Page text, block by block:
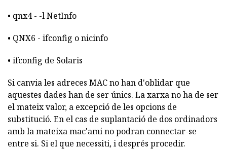
• qnx4 - -l NetInfo
• QNX6 - ifconfig o nicinfo
• ifconfig de Solaris
Si canvia les adreces MAC no han d'oblidar que
aquestes dades han de ser únics. La xarxa no ha de ser
el mateix valor, a excepció de les opcions de
substitució. En el cas de suplantació de dos ordinadors
amb la mateixa mac'ami no podran connectar-se
entre si. Si el que necessiti, i després procedir.